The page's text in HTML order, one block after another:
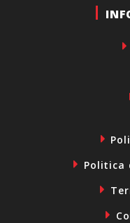
Politica